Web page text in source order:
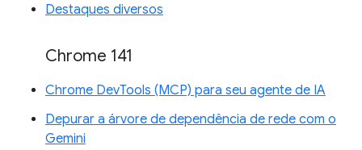
Destaques diversos
Chrome 141
Chrome DevTools (MCP) para seu agente de IA
Depurar a árvore de dependência de rede com o
Gemini